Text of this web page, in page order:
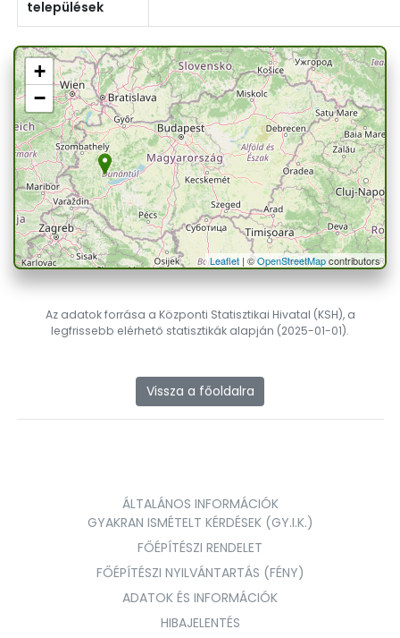
települések
+
−
Leaflet| ©OpenStreetMapcontributors
Az adatok forrása a Központi Statisztikai Hivatal (KSH), a
legfrissebb elérhető statisztikák alapján (2025-01-01).
Vissza a főoldalra
ÁLTALÁNOS INFORMÁCIÓK
GYAKRAN ISMÉTELT KÉRDÉSEK (GY.I.K.)
FŐÉPÍTÉSZI RENDELET
FŐÉPÍTÉSZI NYILVÁNTARTÁS (FÉNY)
ADATOK ÉS INFORMÁCIÓK
HIBAJELENTÉS